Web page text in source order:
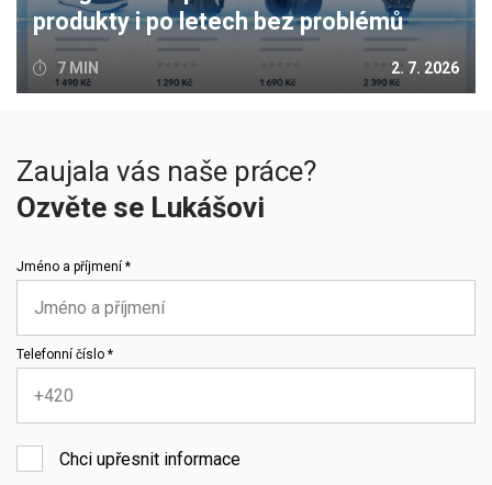
produkty i po letech bez problémů
7 MIN 2. 7. 2026
Zaujala vás naše práce?
Ozvěte se Lukášovi
Jméno a příjmení *
Telefonní číslo *
Chci upřesnit informace